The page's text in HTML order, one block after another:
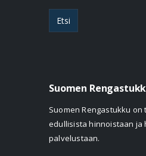
Etsi
Suomen
Suomen Rengastukku on
edullisista hinnoistaan ja
palvelustaan.